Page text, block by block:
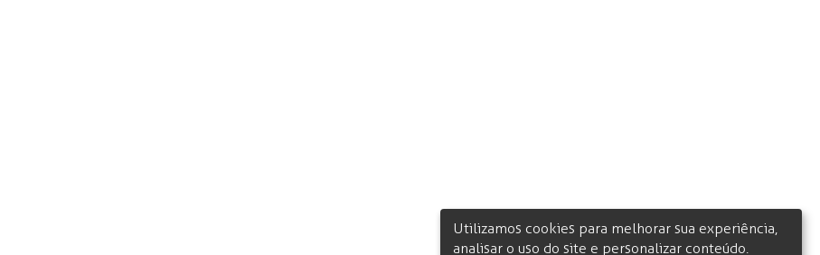
Utilizamos cookies para melhorar sua experiência,
analisar o uso do site e personalizar conteúdo.